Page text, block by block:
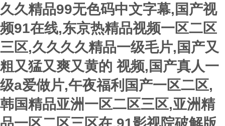
久久精品99无色码中文字幕,国产视
频91在线,东京热精品视频一区二区
三区,久久久久精品一级毛片,国产又
粗又猛又爽又黄的 视频,国产真人一
级a爱做片,午夜福利国产一区二区,
韩国精品亚洲一区二区三区,亚洲精